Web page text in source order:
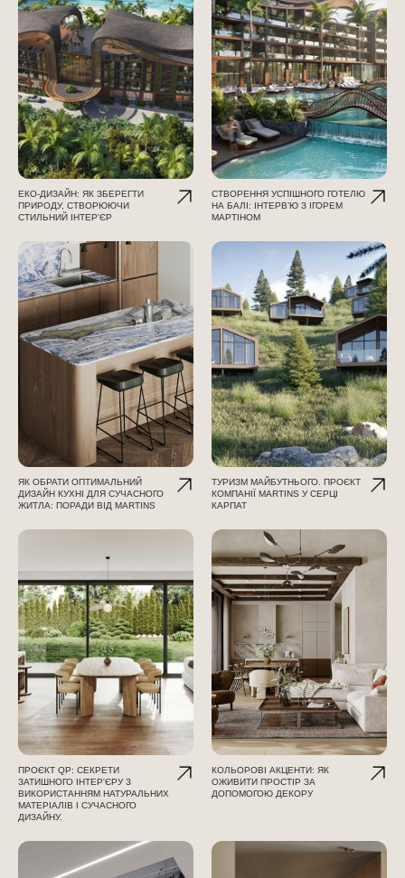
ЕКО-ДИЗАЙН: ЯК ЗБЕРЕГТИ
ПРИРОДУ, СТВОРЮЮЧИ
СТИЛЬНИЙ ІНТЕР'ЄР
СТВОРЕННЯ УСПІШНОГО ГОТЕЛЮ
НА БАЛІ: ІНТЕРВ’Ю З ІГОРЕМ
МАРТІНОМ
ЯК ОБРАТИ ОПТИМАЛЬНИЙ
ДИЗАЙН КУХНІ ДЛЯ СУЧАСНОГО
ЖИТЛА: ПОРАДИ ВІД MARTINS
ТУРИЗМ МАЙБУТНЬОГО. ПРОЄКТ
КОМПАНІЇ MARTINS У СЕРЦІ
КАРПАТ
ПРОЄКТ QP: СЕКРЕТИ
ЗАТИШНОГО ІНТЕР'ЄРУ З
ВИКОРИСТАННЯМ НАТУРАЛЬНИХ
МАТЕРІАЛІВ І СУЧАСНОГО
ДИЗАЙНУ.
КОЛЬОРОВІ АКЦЕНТИ: ЯК
ОЖИВИТИ ПРОСТІР ЗА
ДОПОМОГОЮ ДЕКОРУ